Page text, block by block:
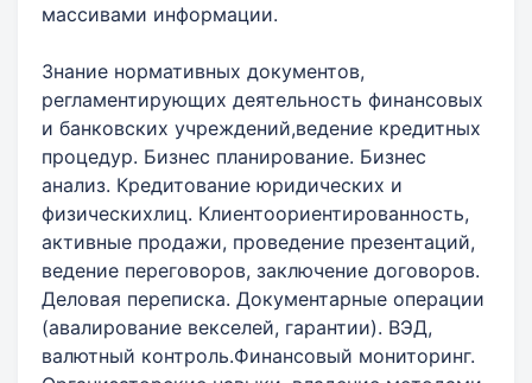
массивами информации.
Знание нормативных документов,
регламентирующих деятельность финансовых
и банковских учреждений,ведение кредитных
процедур. Бизнес планирование. Бизнес
анализ. Кредитование юридических и
физическихлиц. Клиентоориентированность,
активные продажи, проведение презентаций,
ведение переговоров, заключение договоров.
Деловая переписка. Документарные операции
(авалирование векселей, гарантии). ВЭД,
валютный контроль.Финансовый мониторинг.